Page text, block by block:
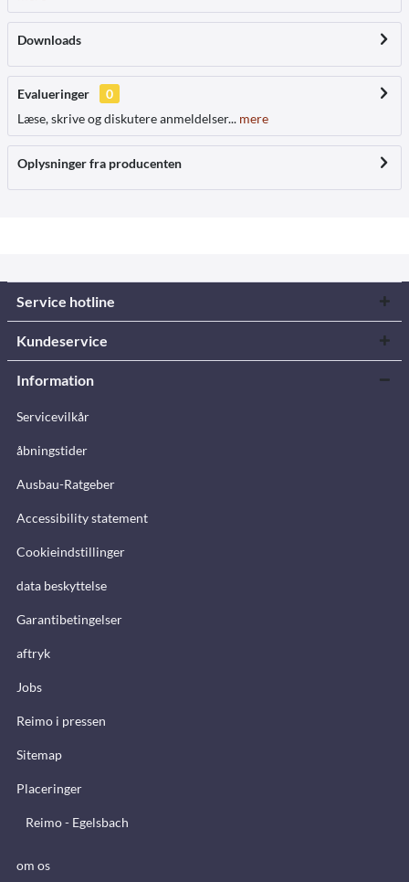
Downloads
Evalueringer
0
Læse, skrive og diskutere anmeldelser... mere
Oplysninger fra producenten
Service hotline
Kundeservice
Information
Servicevilkår
åbningstider
Ausbau-Ratgeber
Accessibility statement
Cookieindstillinger
data beskyttelse
Garantibetingelser
aftryk
Jobs
Reimo i pressen
Sitemap
Placeringer
Reimo - Egelsbach
om os